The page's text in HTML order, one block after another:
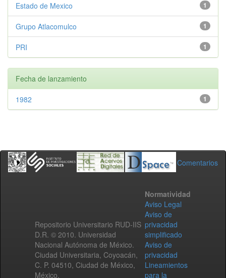
1
Estado de Mexico
1
Grupo Atlacomulco
1
PRI
Fecha de lanzamiento
1
1982
Comentarios
Repositorio Universitario RUD-IIS
D.R. © 2010. Universidad
Nacional Autónoma de México.
Ciudad Universitaria, Coyoacán,
C. P. 04510, Ciudad de México,
México.
Normatividad
Aviso Legal
Aviso de
privacidad
simplificado
Aviso de
privacidad
Lineamientos
para la